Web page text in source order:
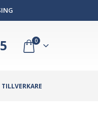
0
TILLVERKARE